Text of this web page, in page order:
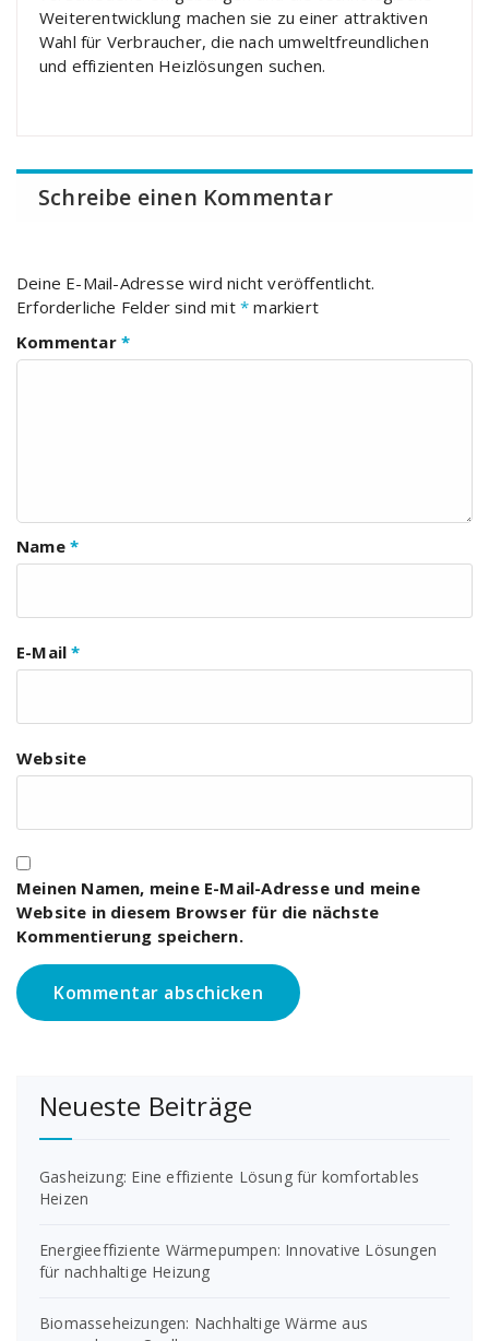
Weiterentwicklung machen sie zu einer attraktiven
Wahl für Verbraucher, die nach umweltfreundlichen
und effizienten Heizlösungen suchen.
Schreibe einen Kommentar
Deine E-Mail-Adresse wird nicht veröffentlicht.
Erforderliche Felder sind mit * markiert
Kommentar *
Name *
E-Mail*
Website
Meinen Namen, meine E-Mail-Adresse und meine
Website in diesem Browser für die nächste
Kommentierung speichern.
Neueste Beiträge
Gasheizung: Eine effiziente Lösung für komfortables
Heizen
Energieeffiziente Wärmepumpen: Innovative Lösungen
für nachhaltige Heizung
Biomasseheizungen: Nachhaltige Wärme aus